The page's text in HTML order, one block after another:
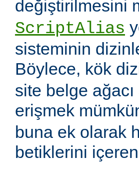
değiştirilmesini
ScriptAlias
sisteminin
Böylece, kök
site belge
erişmek
buna ek olarak
betiklerini